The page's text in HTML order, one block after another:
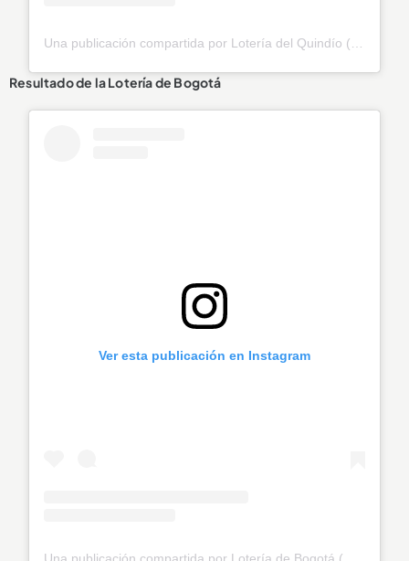
Resultado de la Lotería de Bogotá
Ver esta publicación en Instagram